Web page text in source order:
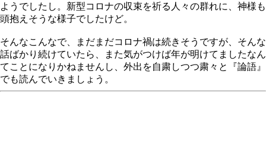
ようでしたし。新型コロナの収束を祈る人々の群れに、神様も
頭抱えそうな様子でしたけど。
そんなこんなで、まだまだコロナ禍は続きそうですが、そんな
話ばかり続けていたら、また気がつけば年が明けてましたなん
てことになりかねませんし、外出を自粛しつつ粛々と『論語』
でも読んでいきましょう。